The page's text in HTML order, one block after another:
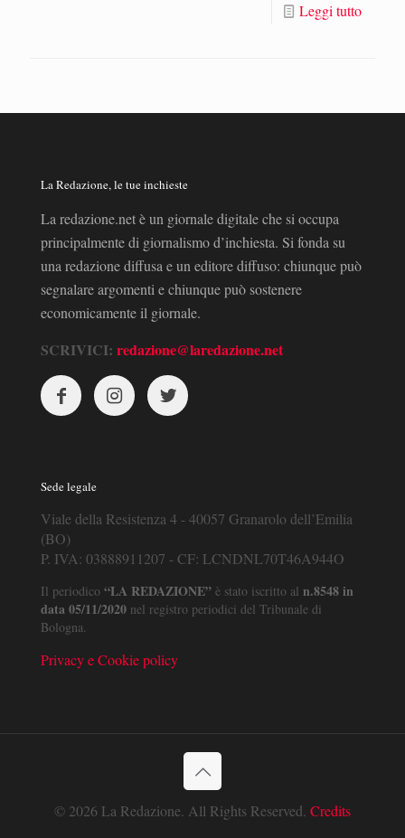
Leggi tutto
La Redazione, le tue inchieste
La redazione.net è un giornale digitale che si occupa
principalmente di giornalismo d’inchiesta. Si fonda su
una redazione diffusa e un editore diffuso: chiunque può
segnalare argomenti e chiunque può sostenere
economicamente il giornale.
SCRIVICI: redazione@laredazione.net
Sede legale
Viale della Resistenza 4 - 40057 Granarolo dell’Emilia
(BO)
P. IVA: 03888911207 - CF: LCNDNL70T46A944O
Il periodico “LA REDAZIONE” è stato iscritto al n.8548 in
data 05/11/2020 nel registro periodici del Tribunale di
Bologna.
Privacy e Cookie policy
© 2026 La Redazione. All Rights Reserved. Credits